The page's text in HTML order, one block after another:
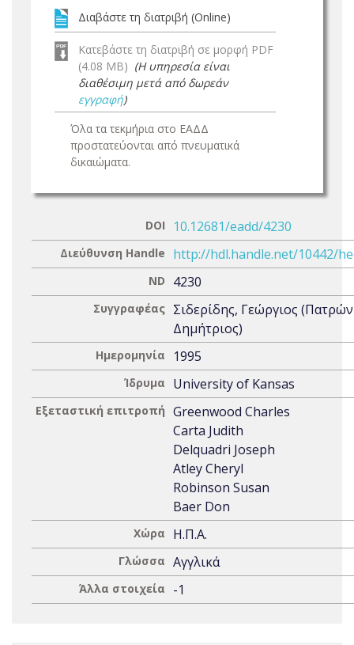
Διαβάστε τη διατριβή (Online)
Κατεβάστε τη διατριβή σε μορφή PDF
(4.08 MB) (Η υπηρεσία είναι
διαθέσιμη μετά από δωρεάν
εγγραφή)
Όλα τα τεκμήρια στο ΕΑΔΔ
προστατεύονται από πνευματικά
δικαιώματα.
DOI 10.12681/eadd/4230
Διεύθυνση Handle http://hdl.handle.net/10442/
ND 4230
Συγγραφέας Σιδερίδης, Γεώργιος
Δημήτριος)
Ημερομηνία 1995
Ίδρυμα University of Kansas
Εξεταστική επιτροπή Greenwood Charles
Carta Judith
Delquadri Joseph
Atley Cheryl
Robinson Susan
Baer Don
Χώρα Η.Π.Α.
Γλώσσα Αγγλικά
Άλλα στοιχεία -1